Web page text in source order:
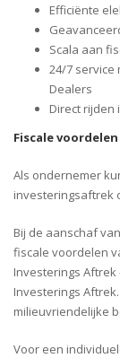
Efficiënte
Scala aan
24/7 service
Dealers
Direct rijden
Fiscale voordelen
Als ondernemer
investeringsaftrek
Bij de aanschaf
fiscale voordelen
Investerings
Investerings
milieuvriendelijke
Voor een